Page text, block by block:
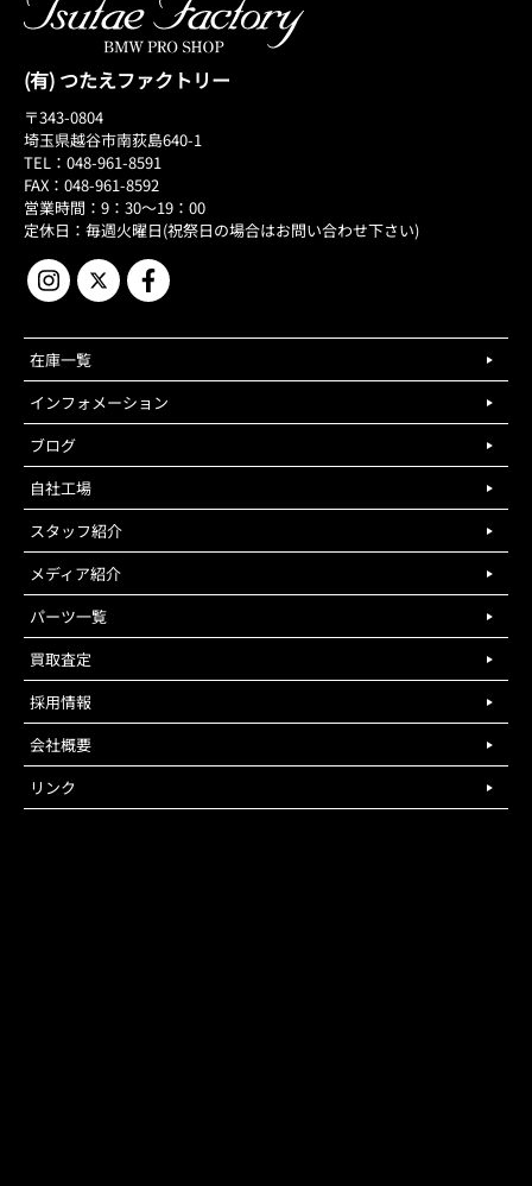
(有) つたえファクトリー
〒343-0804
埼玉県越谷市南荻島640-1
TEL：048-961-8591
FAX：048-961-8592
営業時間：9：30～19：00
定休日：毎週火曜日(祝祭日の場合はお問い合わせ下さい)
在庫一覧
インフォメーション
ブログ
自社工場
スタッフ紹介
メディア紹介
パーツ一覧
買取査定
採用情報
会社概要
リンク